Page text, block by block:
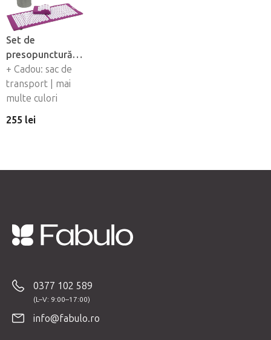
Set de
presopunctură
VITAL XL
+ Cadou: sac de
transport | mai
multe culori
255 lei
0377 102 589
info@fabulo.ro